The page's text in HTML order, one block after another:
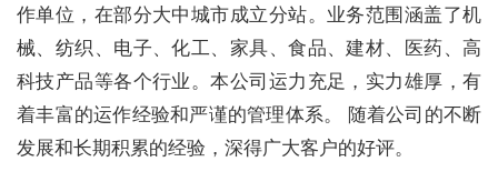
作单位，在部分大中城市成立分站。业务范围涵盖了机
械、纺织、电子、化工、家具、食品、建材、医药、高
科技产品等各个行业。本公司运力充足，实力雄厚，有
着丰富的运作经验和严谨的管理体系。 随着公司的不断
发展和长期积累的经验，深得广大客户的好评。